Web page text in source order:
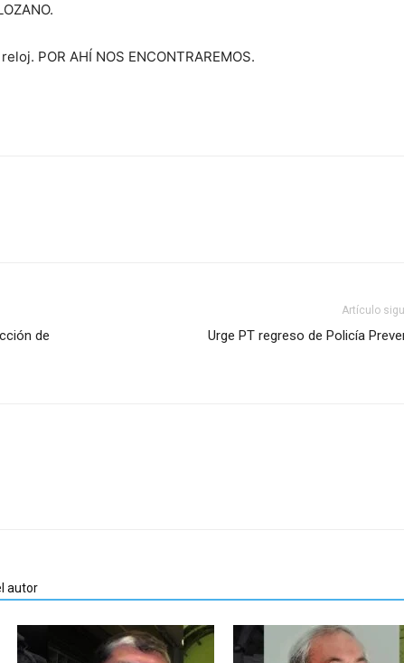
POR AHÍ NOS ENCONTRAREMOS.
de
Artículo
Urge PT regreso de Policía
autor